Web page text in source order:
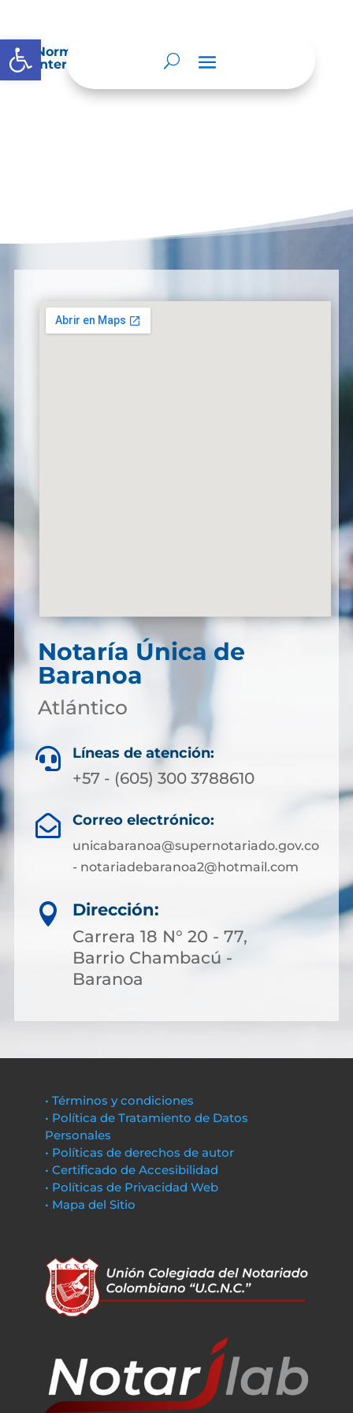
Abrir barra de herramientas
Normatividad especial que les aplique de
interés.
Notaría Única de
Baranoa
Atlántico
 Líneas de atención:
+57 - (605) 300 3788610
 Correo electrónico:
unicabaranoa@supernotariado.gov.co
- notariadebaranoa2@hotmail.com

Dirección:
Carrera 18 N° 20 - 77,
Barrio Chambacú -
Baranoa
• Términos y condiciones
• Política de Tratamiento de Datos
Personales
• Políticas de derechos de autor
• Certificado de Accesibilidad
• Políticas de Privacidad Web
• Mapa del Sitio